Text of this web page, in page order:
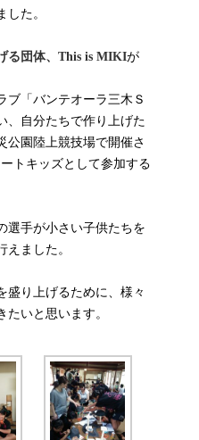
た。
る団体、This is MIKIが
ブ「バンテオーラ三木Ｓ
、自分たちで作り上げた
公園陸上競技場で開催さ
トキッズとして参加する
選手が小さい子供たちを
ました。
盛り上げるために、様々
いと思います。